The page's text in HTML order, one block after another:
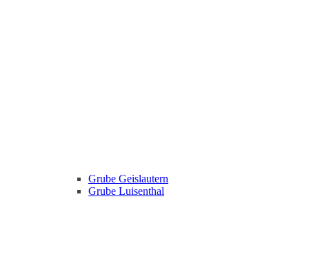
Grube Geislautern
Grube Luisenthal